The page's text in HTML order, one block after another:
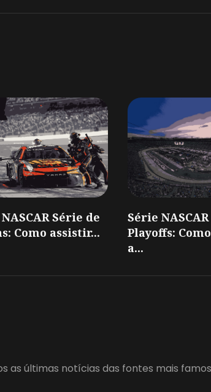
NASCAR Série de
Como assistir...
Série NASCAR
Playoffs:
a...
as últimas notícias das fontes mais